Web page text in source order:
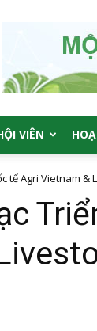
VIÊN
tế Agri Vietnam &